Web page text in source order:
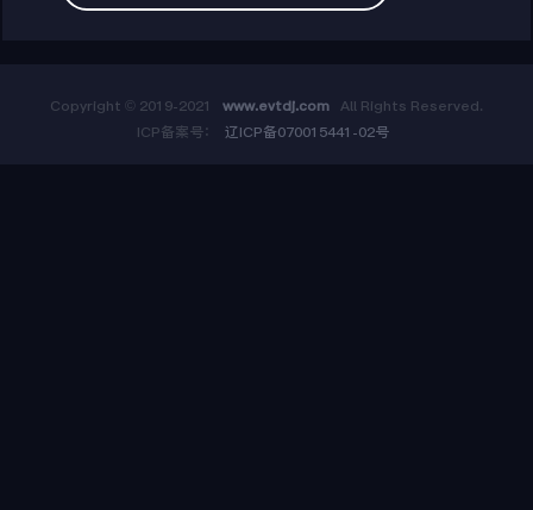
Copyright © 2019-2021 www.evtdj.com
All Rights Reserved.
ICP备案号：
辽ICP备070015441-02号